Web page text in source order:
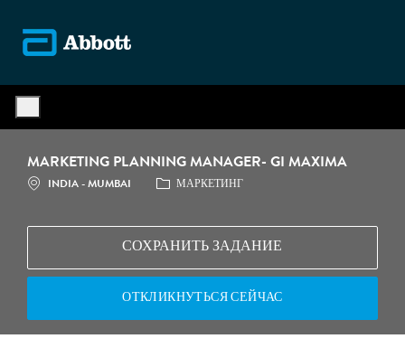
MARKETING PLANNING MANAGER- GI MAXIMA
МЕСТОПОЛОЖЕНИЕ
INDIA - MUMBAI КАТЕГОРИЯ
МАРКЕТИНГ
СОХРАНИТЬ ЗАДАНИЕ
ОТКЛИКНУТЬСЯ СЕЙЧАС